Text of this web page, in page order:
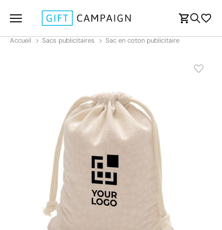
Accueil Sacs publicitaires Sac en coton publicitaire